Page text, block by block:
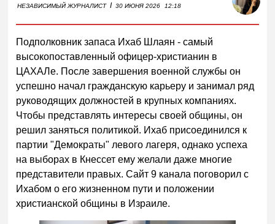
НЕЗАВИСИМЫЙ ЖУРНАЛИСТ I 30 ИЮНЯ 2026 12:18
Подполковник запаса Ихаб Шлаян - самый
высокопоставленный офицер-христианин в
ЦАХАЛе. После завершения военной службы он
успешно начал гражданскую карьеру и занимал ряд
руководящих должностей в крупных компаниях.
Чтобы представлять интересы своей общины, он
решил заняться политикой. Ихаб присоединился к
партии "Демократы" левого лагеря, однако успеха
на выборах в Кнессет ему желали даже многие
представители правых. Сайт 9 канала поговорил с
Ихабом о его жизненном пути и положении
христианской общины в Израиле.